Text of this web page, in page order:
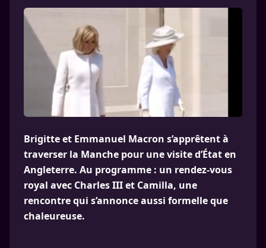
Brigitte et Emmanuel Macron s’apprêtent à
traverser la Manche pour une visite d’État en
Angleterre. Au programme : un rendez-vous
royal avec Charles III et Camilla, une
rencontre qui s’annonce aussi formelle que
chaleureuse.